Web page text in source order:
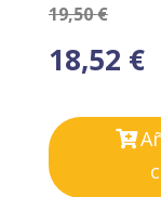
19,50€
18,52 €